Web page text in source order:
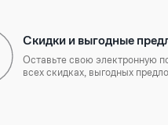
Скидки и выгодные
Оставьте свою электронную
всех скидках, выгодных